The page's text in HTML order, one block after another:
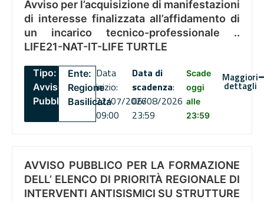
Avviso per l’acquisizione di manifestazioni
di interesse finalizzata all’affidamento di
un incarico tecnico-professionale ..
LIFE21-NAT-IT-LIFE TURTLE
Tipo:
Avviso
Pubblico
Ente:
Regione
Basilicata
Data
inizio:
22/07/2026
09:00
Data di
scadenza:
06/08/2026
23:59
Scade
oggi
alle
23:59
Maggiori
dettagli
AVVISO PUBBLICO PER LA FORMAZIONE
DELL’ ELENCO DI PRIORITÀ REGIONALE DI
INTERVENTI ANTISISMICI SU STRUTTURE